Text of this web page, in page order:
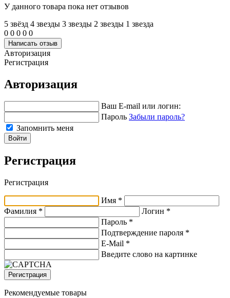
У данного товара пока нет отзывов
5 звёзд 4 звeзды 3 звeзды 2 звeзды 1 звeзда
0 0 0 0 0
Написать отзыв
Авторизация
Регистрация
Авторизация
Ваш E-mail или логин:
Пароль Забыли пароль?
Запомнить меня
Войти
Регистрация
Регистрация
Имя *
Фамилия *
Логин *
Пароль *
Подтверждение пароля *
E-Mail *
Введите слово на картинке
Регистрация
Рекомендуемые товары